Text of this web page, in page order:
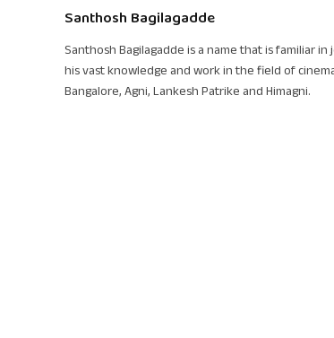
Santhosh Bagilagadde
Santhosh Bagilagadde is a name that is familiar
his vast knowledge and work in the field of
Bangalore, Agni, Lankesh Patrike and Himagni.